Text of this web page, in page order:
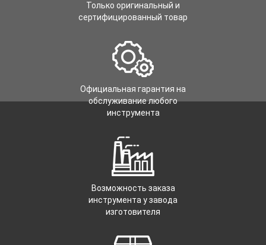
Только оригинальный и
сертифицированный товар
Официальная гарантия на
обслуживание любого
инструмента
Возможность заказа
инструмента у завода
изготовителя